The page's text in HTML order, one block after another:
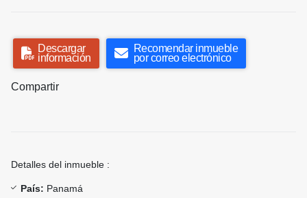
Descargar
información
Recomendar inmueble
por correo electrónico
Compartir
Detalles del inmueble :
País: Panamá